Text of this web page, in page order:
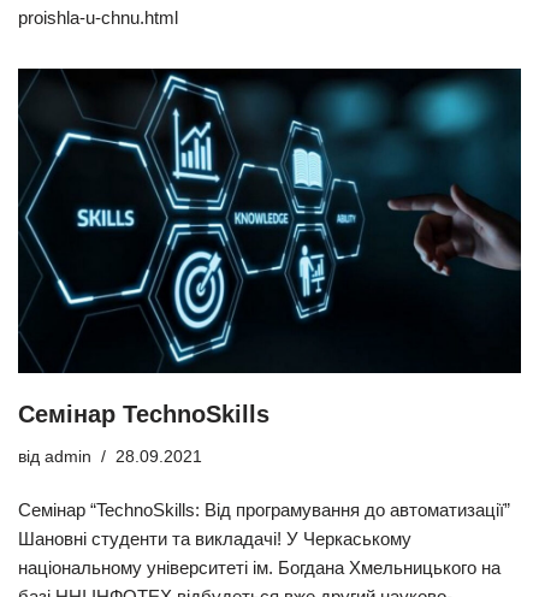
proishla-u-chnu.html
Семінар TechnoSkills
від admin 28.09.2021
Семінар “TechnoSkills: Від програмування до автоматизації”
Шановні студенти та викладачі! У Черкаському
національному університеті ім. Богдана Хмельницького на